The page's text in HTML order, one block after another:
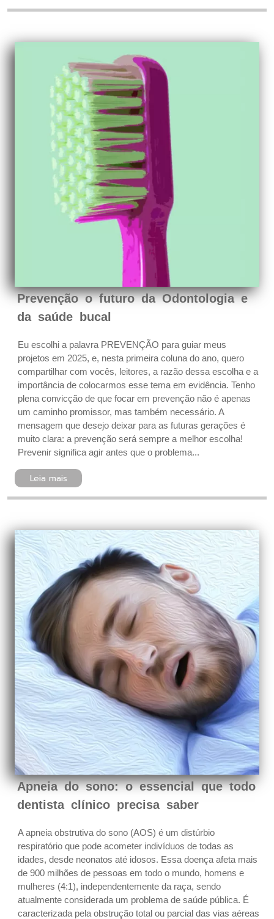
Prevenção o futuro da Odontologia e
da saúde bucal
Eu escolhi a palavra PREVENÇÃO para guiar meus
projetos em 2025, e, nesta primeira coluna do ano, quero
compartilhar com vocês, leitores, a razão dessa escolha e a
importância de colocarmos esse tema em evidência. Tenho
plena convicção de que focar em prevenção não é apenas
um caminho promissor, mas também necessário. A
mensagem que desejo deixar para as futuras gerações é
muito clara: a prevenção será sempre a melhor escolha!
Prevenir significa agir antes que o problema...
Leia mais
Apneia do sono: o essencial que todo
dentista clínico precisa saber
A apneia obstrutiva do sono (AOS) é um distúrbio
respiratório que pode acometer indivíduos de todas as
idades, desde neonatos até idosos . Essa doença afeta mais
de 900 milhões de pessoas em todo o mundo, homens e
mulheres (4:1), independentemente da raça, sendo
atualmente considerada um problema de saúde pública. É
caracterizada pela obstrução total ou parcial das vias aéreas